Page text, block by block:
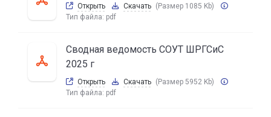
Открыть Скачать (Размер 1085 Kb)
Тип файла: pdf
Сводная ведомость СОУТ ШРГСиС
2025 г
Открыть Скачать (Размер 5952 Kb)
Тип файла: pdf